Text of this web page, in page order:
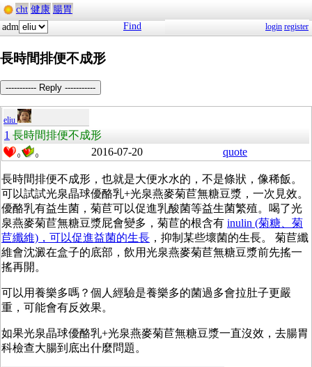
cht 健康 腸胃
adm
Find login register
長時間排便不成形
----------- Reply -----------
eliu
1 長時間排便不成形
0 0 2016-07-20 quote
長時間排便不成形，也就是大便水水的，不是條狀，像稀飯。
可以試試光泉晶球優酪乳+光泉燕麥菊苣無糖豆漿，一次見效。
優酪乳有益生菌，菊苣可以促進乳酸菌等益生菌繁殖。喝了光
泉燕麥菊苣無糖豆漿屁會變多，菊苣的根含有 inulin (菊糖、菊
苣纖維)，可以促進益菌的生長 ，抑制某些壞菌的生長。 菊苣纖
維會沈澱在盒子的底部，飲用光泉燕麥菊苣無糖豆漿前先搖一
搖再開。
可以用養樂多嗎？個人經驗是養樂多的菌過多會拉肚子更嚴
重，可能會有反效果。
如果光泉晶球優酪乳+光泉燕麥菊苣無糖豆漿一直沒效，去腸胃
科檢查大腸到底出什麼問題。